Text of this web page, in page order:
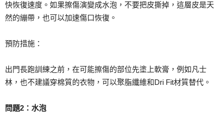
快恢復速度。如果擦傷演變成水泡，不要把皮撕掉，這層皮是天
然的繃帶，也可以加速傷口恢復。
預防措施：
出門長跑訓練之前，在可能擦傷的部位先塗上軟膏，例如凡士
林，也不建議穿棉質的衣物，可以聚脂纖維和Dri Fit材質替代。
問題2 ：水泡